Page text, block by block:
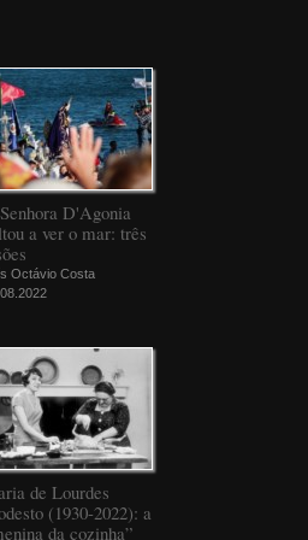
D'Agonia
a ver o mar: três
Octávio Costa
de Lourdes
(1930-2022): a
da cozinha”